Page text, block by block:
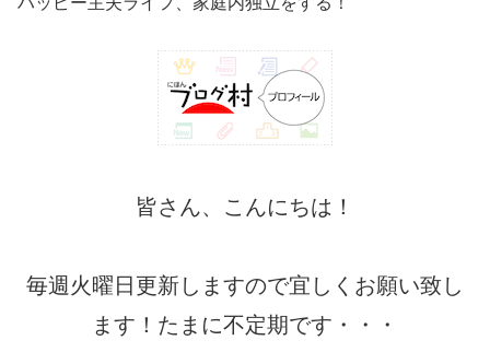
皆さん、こんにちは！
毎週火曜日更新しますので宜しくお願い致し
ます！たまに不定期です・・・